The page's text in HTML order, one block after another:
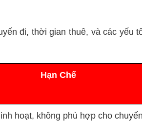
đi, thời gian thuê, và các yếu
Hạn Chế
hoạt, không phù hợp cho